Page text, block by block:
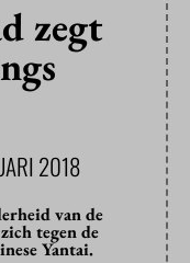
zegt
2018
van de
tegen de
Yantai.